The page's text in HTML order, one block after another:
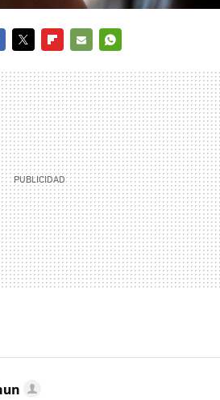
MAIL